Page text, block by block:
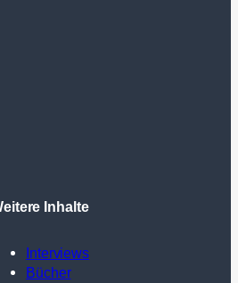
Inhalte
Interviews
Bücher